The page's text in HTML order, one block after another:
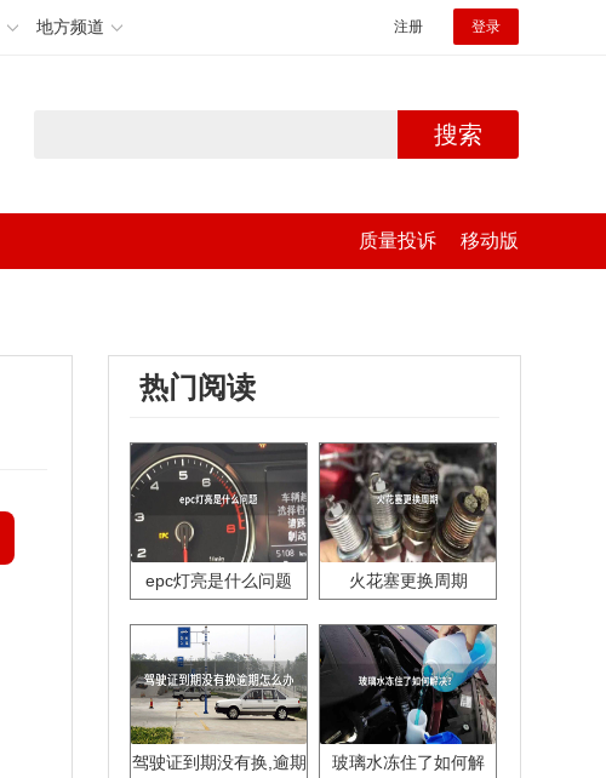
地方频道 注册 登录
搜索
质量投诉 移动版
热门阅读
epc灯亮是什么问题 火花塞更换周期
驾驶证到期没有换,逾期
玻璃水冻住了如何解